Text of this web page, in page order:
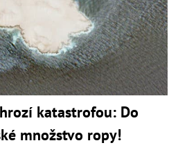
katastrofou: Do
množstvo ropy!